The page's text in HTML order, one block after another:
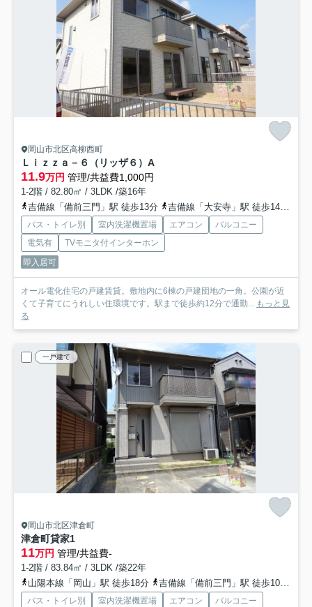
岡山市北区高柳西町
Ｌｉｚｚａ－６（リッザ６） A
11.9万円 管理/共益費1,000円
1-2階 / 82.80㎡ / 3LDK /築16年
吉備線「備前三門」駅 徒歩13分
吉備線「大安寺」駅 徒歩14分
バス・トイレ別 室内洗濯機置場 エアコン
バルコニー
電気有
TVモニタ付インターホン
即入居可
オール電化住宅の戸建賃貸。敷地内に6棟の戸建団地の一角。公園が近
くて子育てにうれしい住環境です。駅まで徒歩約12分で通勤... もっと見
る
一戸建て
岡山市北区津倉町
津倉町貸家1
11万円 管理/共益費-
1-2階 / 83.84㎡ / 3LDK /築22年
山陽本線「岡山」駅 徒歩18分
吉備線「備前三門」駅 徒歩10分
バス・トイレ別 室内洗濯機置場 エアコン
バルコニー